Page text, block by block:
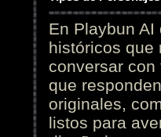
En Playbun
históricos que
conversar
que
originales,
listos para